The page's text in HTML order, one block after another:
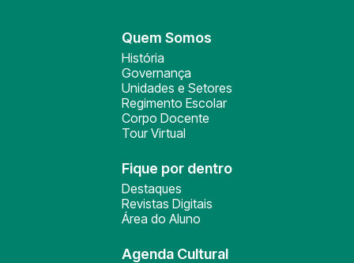
Quem Somos
História
Governança
Unidades e Setores
Regimento Escolar
Corpo Docente
Tour Virtual
Fique por dentro
Destaques
Revistas Digitais
Área do Aluno
Agenda Cultural